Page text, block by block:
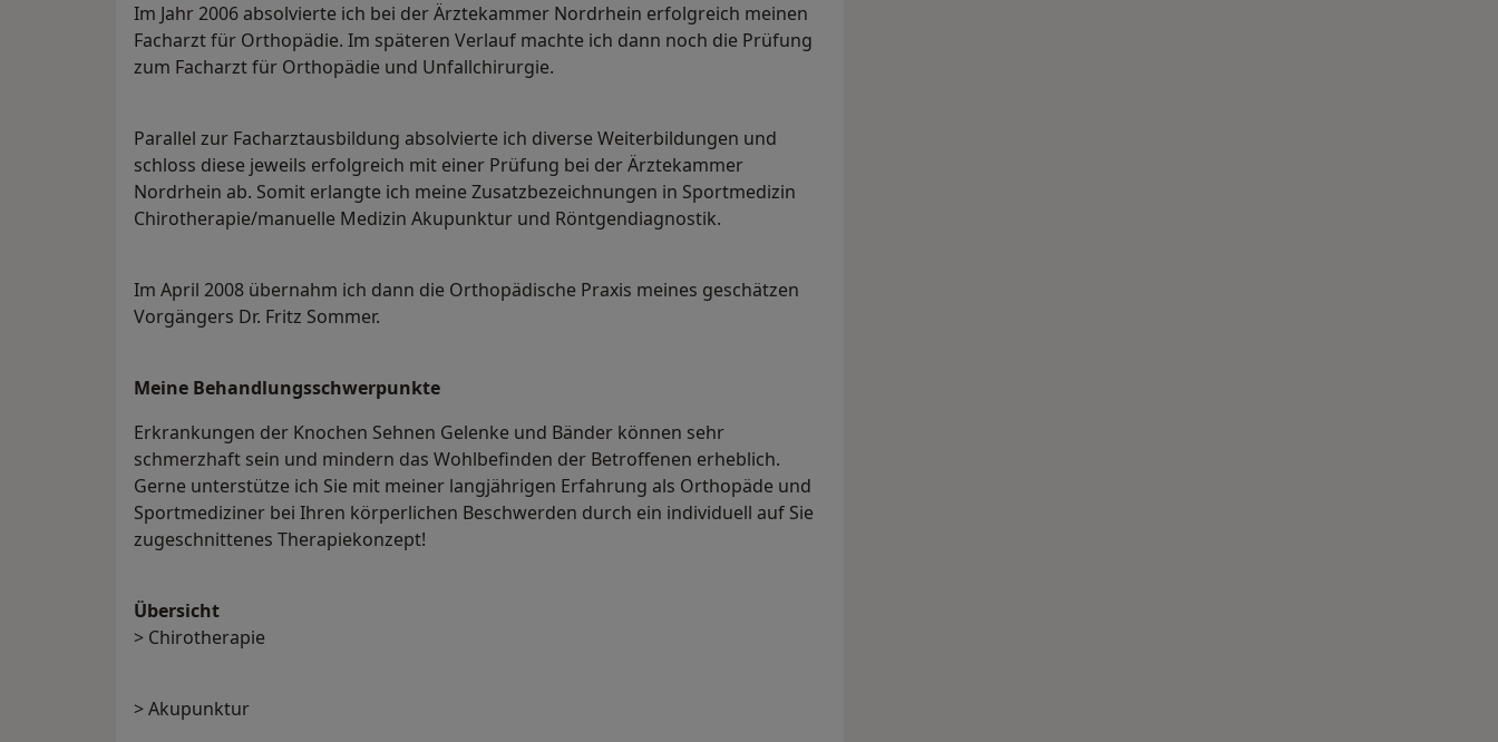
Im Jahr 2006 absolvierte ich bei der Ärztekammer Nordrhein erfolgreich meinen
Facharzt für Orthopädie. Im späteren Verlauf machte ich dann noch die Prüfung
zum Facharzt für Orthopädie und Unfallchirurgie.
Parallel zur Facharztausbildung absolvierte ich diverse Weiterbildungen und
schloss diese jeweils erfolgreich mit einer Prüfung bei der Ärztekammer
Nordrhein ab. Somit erlangte ich meine Zusatzbezeichnungen in Sportmedizin
Chirotherapie/manuelle Medizin Akupunktur und Röntgendiagnostik.
Im April 2008 übernahm ich dann die Orthopädische Praxis meines geschätzen
Vorgängers Dr. Fritz Sommer.
Meine Behandlungs­schwerpunkte
Erkrankungen der Knochen Sehnen Gelenke und Bänder können sehr
schmerzhaft sein und mindern das Wohlbefinden der Betroffenen erheblich.
Gerne unterstütze ich Sie mit meiner langjährigen Erfahrung als Orthopäde und
Sportmediziner bei Ihren körperlichen Beschwerden durch ein individuell auf Sie
zugeschnittenes Therapiekonzept!
Übersicht
> Chirotherapie
> Akupunktur